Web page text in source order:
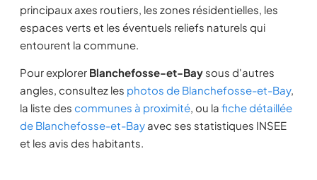
principaux axes routiers, les zones résidentielles, les
espaces verts et les éventuels reliefs naturels qui
entourent la commune.
Pour explorer Blanchefosse-et-Bay sous d'autres
angles, consultez les photos de Blanchefosse-et-Bay,
la liste des communes à proximité, ou la fiche détaillée
de Blanchefosse-et-Bay avec ses statistiques INSEE
et les avis des habitants.